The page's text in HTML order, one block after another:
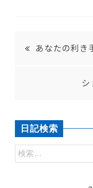
あなたの利き
日記検索